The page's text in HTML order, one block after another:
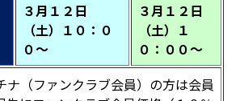
３月１２日
（土）１０：０
０～
３月１２日
（土）１
０：００～
ナ（ファンクラブ会員）の方は会員